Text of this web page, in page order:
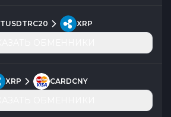
TUSDTRC20 XRP
XRP CARDCNY